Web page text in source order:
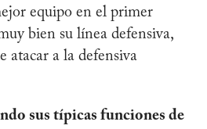
equipo en el primer
bien su línea defensiva,
atacar a la defensiva
sus típicas funciones de